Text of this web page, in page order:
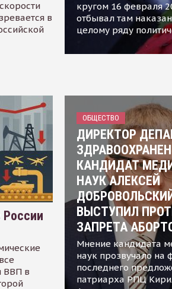
в
кругом 16 февраля
отбывал там
целому ряду
ВВП в
ОБЩЕСТВО
ДИРЕКТОР
КАНДИДАТ
НАУК АЛЕКСЕЙ
ВЫСТУПИЛ
ЗАПРЕТА
Мнение кандидата
наук прозвучало на
последнего
патриарха РПЦ